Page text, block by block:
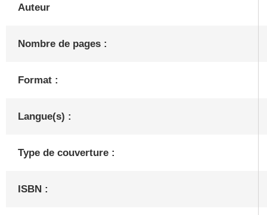
Auteur
Nombre de pages :
Format :
Langue(s) :
Type de couverture :
ISBN :